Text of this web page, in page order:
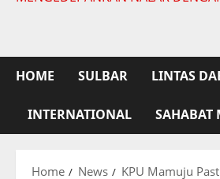
HOME SULBAR LINTAS
INTERNATIONAL SAHABAT
Home News KPU Mamuju